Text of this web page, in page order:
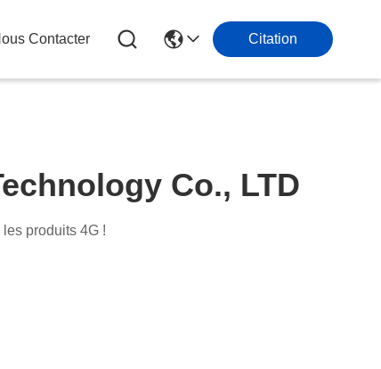
Contacter Citation
Co., LTD
produits 4G !